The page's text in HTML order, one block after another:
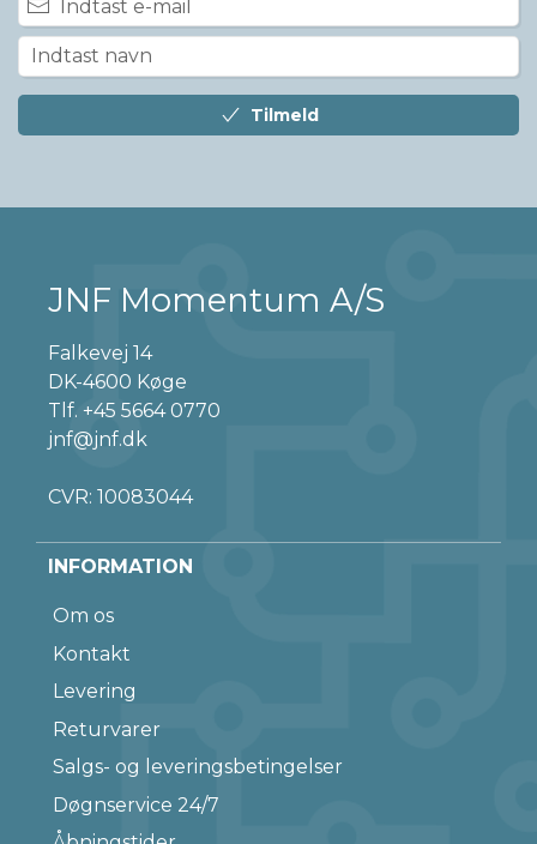
Tilmeld
JNF Momentum A/S
Falkevej 14
DK-4600 Køge
Tlf. +45 5664 0770
jnf@jnf.dk
CVR: 10083044
INFORMATION
Om os
Kontakt
Levering
Returvarer
Salgs- og leveringsbetingelser
Døgnservice 24/7